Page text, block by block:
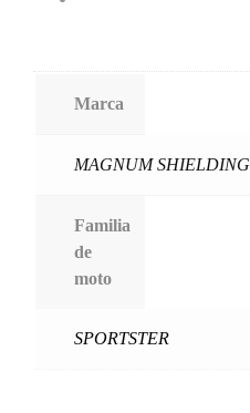
Marca
MAGNUM SHIELDING
Familia
de
moto
SPORTSTER